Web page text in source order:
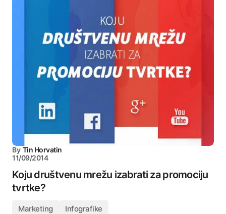
By Tin Horvatin
11/09/2014
Koju društvenu mrežu izabrati za promociju
tvrtke?
Marketing Infografike